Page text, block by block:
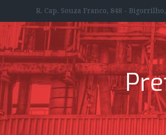
R. Cap. Souza Franco, 848 -